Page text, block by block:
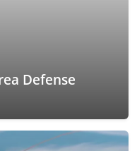
Defense